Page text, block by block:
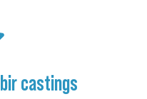
castings